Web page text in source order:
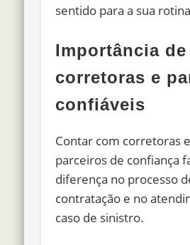
sentido para a sua
Importância de
corretoras e
confiáveis
Contar com corretoras
parceiros de confiança
diferença no processo
contratação e no
caso de sinistro.